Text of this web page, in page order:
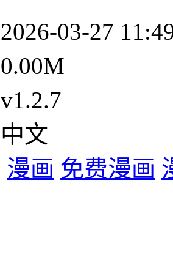
2026-03-27
0.00M
v1.2.7
中文
漫画 免费漫画